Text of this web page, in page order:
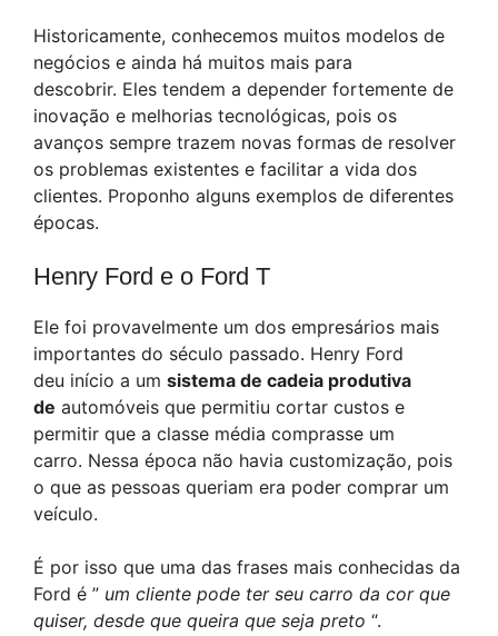
Historicamente, conhecemos muitos modelos de
negócios e ainda há muitos mais para
descobrir. Eles tendem a depender fortemente de
inovação e melhorias tecnológicas, pois os
avanços sempre trazem novas formas de resolver
os problemas existentes e facilitar a vida dos
clientes. Proponho alguns exemplos de diferentes
épocas.
Henry Ford e o Ford T
Ele foi provavelmente um dos empresários mais
importantes do século passado. Henry Ford
deu início a um sistema de cadeia produtiva
de automóveis que permitiu cortar custos e
permitir que a classe média comprasse um
carro. Nessa época não havia customização, pois
o que as pessoas queriam era poder comprar um
veículo.
É por isso que uma das frases mais conhecidas da
Ford é ” um cliente pode ter seu carro da cor que
quiser, desde que queira que seja preto “.